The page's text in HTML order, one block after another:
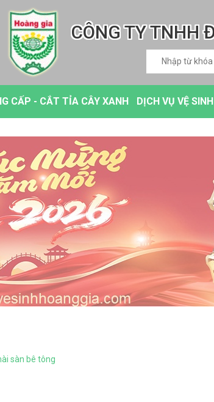
CÔNG TY TNHH
CẤP - CẮT TỈA CÂY XANH DỊCH VỤ VỆ
sàn bê tông